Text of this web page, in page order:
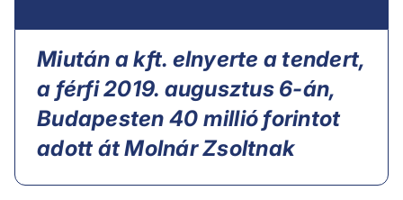
Miután a kft. elnyerte a tendert,
a férfi 2019. augusztus 6-án,
Budapesten 40 millió forintot
adott át Molnár Zsoltnak